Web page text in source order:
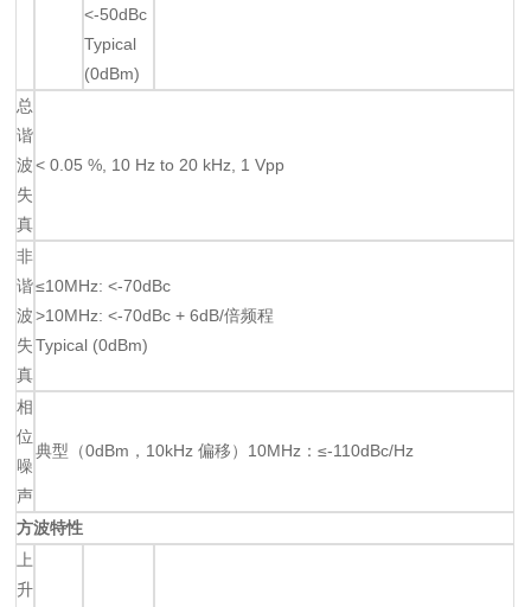
<-50dBc
Typical
(0dBm)
总
谐
波
失
真
< 0.05 %, 10 Hz to 20 kHz, 1 Vpp
非
谐
波
失
真
≤10MHz: <-70dBc
>10MHz: <-70dBc + 6dB/倍频程
Typical (0dBm)
相
位
噪
声
典型（0dBm，10kHz 偏移）10MHz：≤-110dBc/Hz
方波特性
上
升